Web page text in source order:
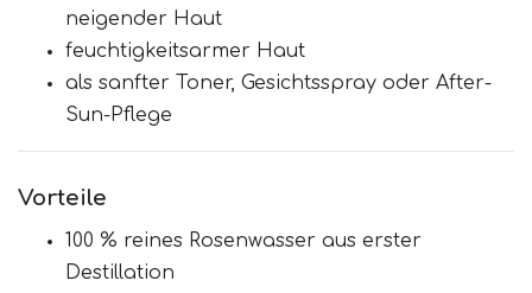
neigender Haut
feuchtigkeitsarmer Haut
als sanfter Toner, Gesichtsspray oder After-
Sun-Pflege
Vorteile
100 % reines Rosenwasser aus erster
Destillation